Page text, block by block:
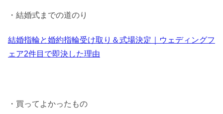
・結婚式までの道のり
結婚指輪と婚約指輪受け取り＆式場決定｜ウェディングフ
ェア2件目で即決した理由
・買ってよかったもの